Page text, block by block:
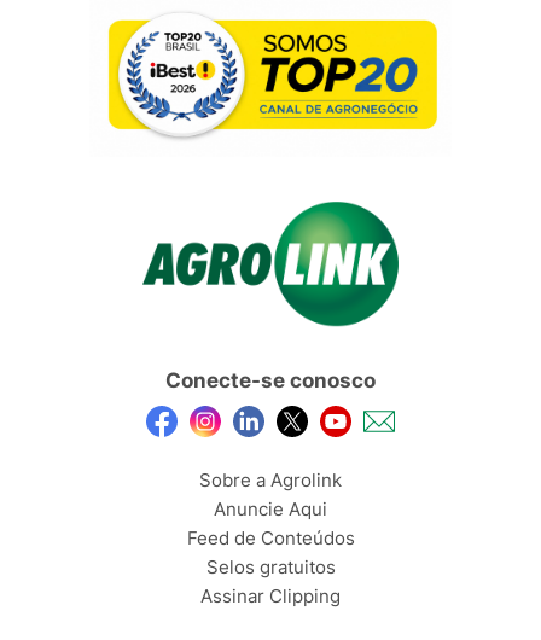
Conecte-se conosco
Sobre a Agrolink
Anuncie Aqui
Feed de Conteúdos
Selos gratuitos
Assinar Clipping